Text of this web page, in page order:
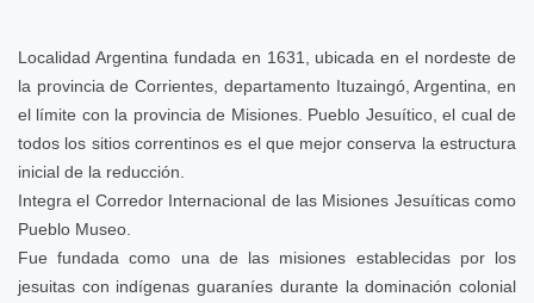
Localidad Argentina fundada en 1631, ubicada en el nordeste de
la provincia de Corrientes, departamento Ituzaingó, Argentina, en
el límite con la provincia de Misiones. Pueblo Jesuítico, el cual de
todos los sitios correntinos es el que mejor conserva la estructura
inicial de la reducción.
Integra el Corredor Internacional de las Misiones Jesuíticas como
Pueblo Museo.
Fue fundada como una de las misiones establecidas por los
jesuitas con indígenas guaraníes durante la dominación colonial